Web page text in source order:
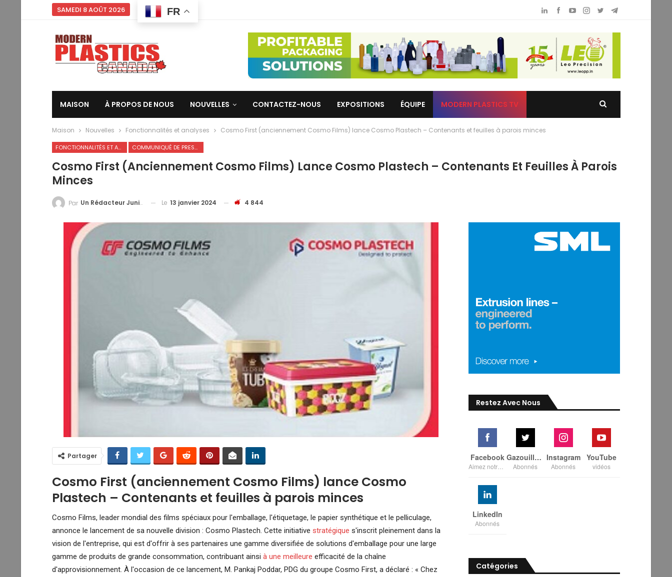
SAMEDI 8 AOÛT 2026 FR
MAISON À PROPOS DE NOUS NOUVELLES CONTACTEZ-NOUS EXPOSITIONS ÉQUIPE MODERN PLASTICS TV
Maison Nouvelles Fonctionnalités et analyses Cosmo First (anciennement Cosmo Films) lance Cosmo Plastech – Contenants et feuilles à parois minces
FONCTIONNALITÉS ET ANALYSES COMMUNIQUÉ DE PRESSE
Cosmo First (anciennement Cosmo Films) Lance Cosmo Plastech – Contenants Et Feuilles À Parois
Minces
Par Un Rédacteur Junior Le 13 janvier 2024 4 844
Partager
Cosmo First (anciennement Cosmo Films) lance Cosmo
Plastech – Contenants et feuilles à parois minces
Cosmo Films, leader mondial des films spéciaux pour l'emballage, l'étiquetage, le papier synthétique et le pelliculage,
annonce le lancement de sa nouvelle division : Cosmo Plastech. Cette initiative stratégique s'inscrit pleinement dans la
vision de l'entreprise, qui est d'offrir à ses partenaires une gamme diversifiée de solutions d'emballage pour une large
gamme de produits de grande consommation, contribuant ainsi à une meilleure efficacité de la chaîne
d'approvisionnement. À l'occasion de ce lancement, M. Pankaj Poddar, PDG du groupe Cosmo First, a déclaré : « Chez
Restez Avec Nous
Facebook
Aimez notre page
Gazouillement
Abonnés
Instagram
Abonnés
YouTube
vidéos
LinkedIn
Abonnés
Catégories